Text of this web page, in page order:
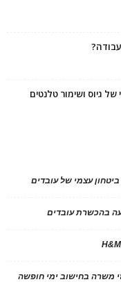
בהכשרת עובדים
משרה בחישוב ימי חופשה